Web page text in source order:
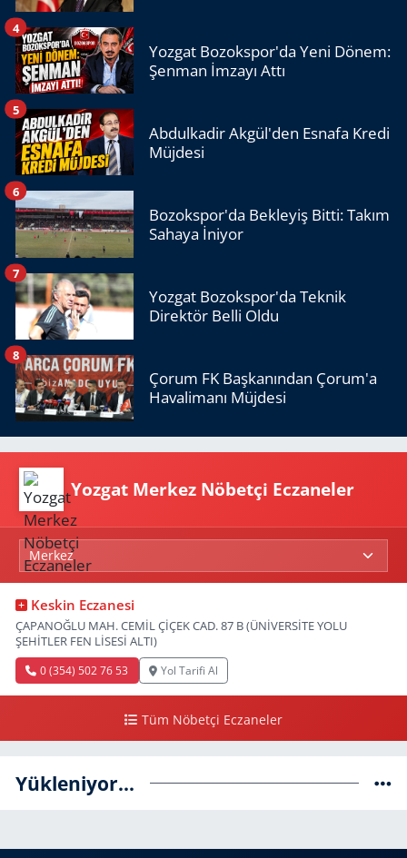
Yozgat Bozokspor'da Yeni Dönem:
Şenman İmzayı Attı
4
Abdulkadir Akgül'den Esnafa Kredi
Müjdesi
5
Bozokspor'da Bekleyiş Bitti: Takım
Sahaya İniyor
6
Yozgat Bozokspor'da Teknik
Direktör Belli Oldu
7
Çorum FK Başkanından Çorum'a
Havalimanı Müjdesi
8
Yozgat Merkez Nöbetçi Eczaneler
Keskin Eczanesi
ÇAPANOĞLU MAH. CEMİL ÇİÇEK CAD. 87 B (ÜNİVERSİTE YOLU
ŞEHİTLER FEN LİSESİ ALTI)
0 (354) 502 76 53 Yol Tarifi Al
Tüm Nöbetçi Eczaneler
Yükleniyor...